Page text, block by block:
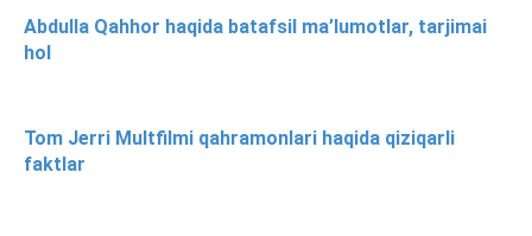
Abdulla Qahhor haqida batafsil ma’lumotlar, tarjimai
hol
Tom Jerri Multfilmi qahramonlari haqida qiziqarli
faktlar